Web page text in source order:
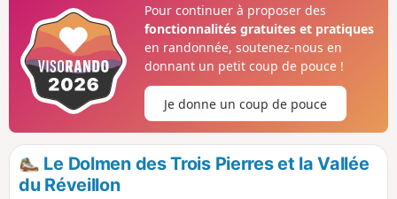
minimes. N'oubliez pas de quoi vous couvrir pour ne pas
choquer. Cette randonnée peut évidemment se faire en
étant habillé. Le départ et l'arrivée se font à Montagny-en-
Vexin, petit village de l'Oise à proximité de Magny-en-Vexin
(Val d'Oise). Il n'y a pas de transport en commun pour
accéder à Montagny-en-Vexin.
Pour continuer à proposer des
fonctionnalités gratuites et pratiques
en randonnée, soutenez-nous en
donnant un petit coup de pouce !
Je donne un coup de pouce
Le Dolmen des Trois Pierres et la Vallée
du Réveillon